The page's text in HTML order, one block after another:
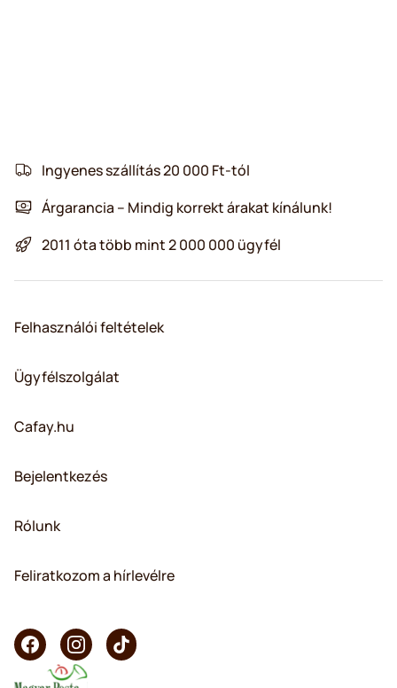
Ingyenes szállítás 20 000 Ft-tól
Árgarancia – Mindig korrekt árakat kínálunk!
2011 óta több mint 2 000 000 ügyfél
Felhasználói feltételek
Ügyfélszolgálat
Cafay.hu
Bejelentkezés
Rólunk
Feliratkozom a hírlevélre